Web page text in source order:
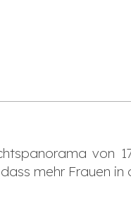
von
mehr Frauen